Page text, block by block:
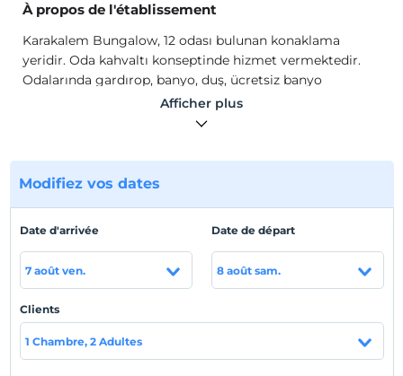
À propos de l'établissement
Karakalem Bungalow, 12 odası bulunan konaklama
yeridir. Oda kahvaltı konseptinde hizmet vermektedir.
Odalarında gardırop, banyo, duş, ücretsiz banyo
malzemeleri ve havlu seti gibi olanaklar mevcuttur.
Antalya Kumluca'da konumlanmaktadır.
Plage
Plaja 2 km mesafededir.
Afficher sur la
Politiques de l'hôtel
Afficher plus
Modifiez vos dates
Date d'arrivée
7 août ven.
Date de départ
8 août sam.
Clients
1 Chambre, 2 Adultes